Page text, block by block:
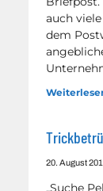
auch
dem
20. August
„Suche